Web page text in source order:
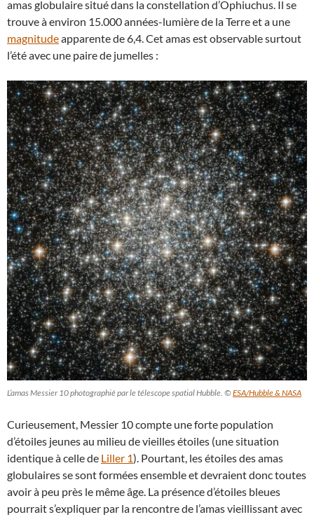
amas globulaire situé dans la constellation d’Ophiuchus. Il se
trouve à environ 15.000 années-lumière de la Terre et a une
magnitudeapparente de 6,4. Cet amas est observable surtout
l’été avec une paire de jumelles :
L’amas Messier 10 photographié par le télescope spatial Hubble. ©ESA/Hubble & NASA
Curieusement, Messier 10 compte une forte population
d’étoiles jeunes au milieu de vieilles étoiles (une situation
identique à celle de Liller 1). Pourtant, les étoiles des amas
globulaires se sont formées ensemble et devraient donc toutes
avoir à peu près le même âge. La présence d’étoiles bleues
pourrait s’expliquer par la rencontre de l’amas vieillissant avec